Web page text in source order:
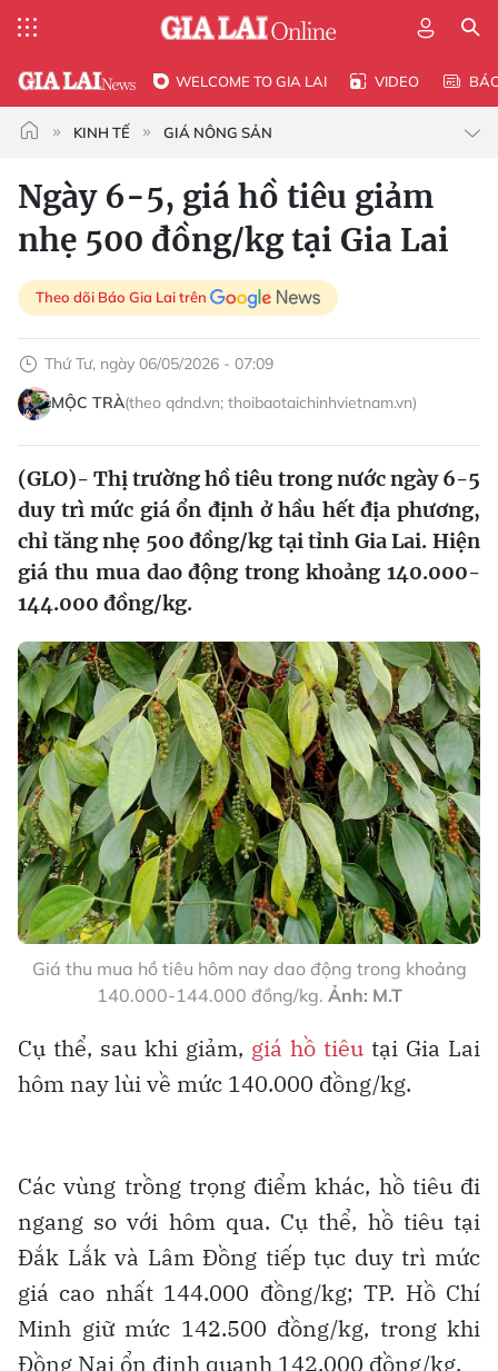
WELCOME TO GIA LAI VIDEO
KINH TẾ GIÁ NÔNG SẢN
Ngày 6-5, giá hồ tiêu giảm
nhẹ 500 đồng/kg tại Gia Lai
Theo dõi Báo Gia Lai trên
Thứ Tư, ngày 06/05/2026 - 07:09
MỘC TRÀ(theo qdnd.vn; thoibaotaichinhvietnam.vn)
(GLO)- Thị trường hồ tiêu trong nước ngày 6-5
duy trì mức giá ổn định ở hầu hết địa phương,
chỉ tăng nhẹ 500 đồng/kg tại tỉnh Gia Lai. Hiện
giá thu mua dao động trong khoảng 140.000-
144.000 đồng/kg.
Giá thu mua hồ tiêu hôm nay dao động trong khoảng
140.000-144.000 đồng/kg. Ảnh: M.T
Cụ thể, sau khi giảm, giá hồ tiêu tại Gia Lai
hôm nay lùi về mức 140.000 đồng/kg.
Các vùng trồng trọng điểm khác, hồ tiêu đi
ngang so với hôm qua. Cụ thể, hồ tiêu tại
Đắk Lắk và Lâm Đồng tiếp tục duy trì mức
giá cao nhất 144.000 đồng/kg; TP. Hồ Chí
Minh giữ mức 142.500 đồng/kg, trong khi
Đồng Nai ổn định quanh 142.000 đồng/kg.